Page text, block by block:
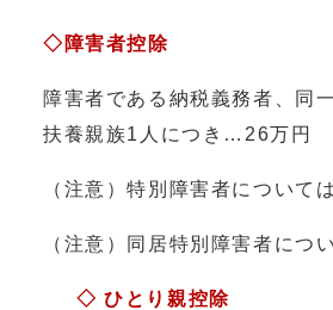
◇障害者控除
障害者である納税義務者、同
扶養親族1人につき…26万円
（注意）特別障害者について
（注意）同居特別障害者につ
◇ ひとり親控除